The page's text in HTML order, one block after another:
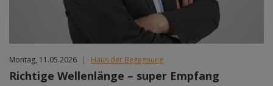
Montag, 11.05.2026 | Haus der Begegnung
Richtige Wellenlänge – super Empfang